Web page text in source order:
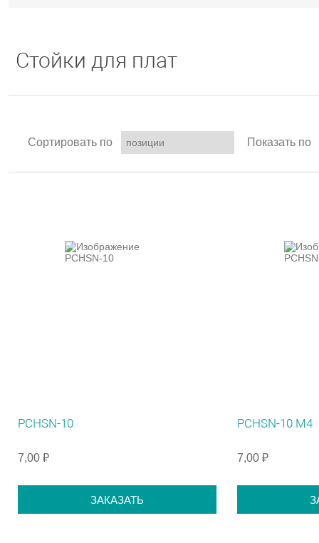
Стойки для плат
Сортировать по Показать по
PCHSN-10
7,00 ₽
ЗАКАЗАТЬ
PCHSN-10 М4
7,00 ₽